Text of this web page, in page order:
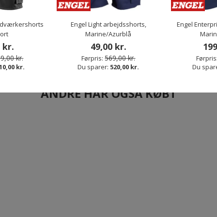
ANDRE HAR OGSÅ KØBT
kr.
kr.
kr.
Engel Light arbejdsshorts,
Marine/Azurblå
49,00 kr.
Førpris: 569,00 kr.
Du sparer: 520,00 kr.
Engel
Førpris:
Du